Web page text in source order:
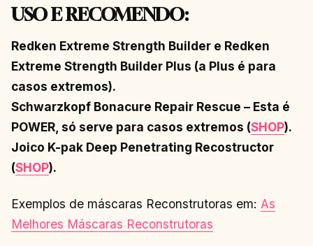
USO E RECOMENDO:
Redken Extreme Strength Builder e Redken
Extreme Strength Builder Plus (a Plus é para
casos extremos).
Schwarzkopf Bonacure Repair Rescue – Esta é
POWER, só serve para casos extremos (SHOP).
Joico K-pak Deep Penetrating Recostructor
(SHOP).
Exemplos de máscaras Reconstrutoras em: As
Melhores Máscaras Reconstrutoras